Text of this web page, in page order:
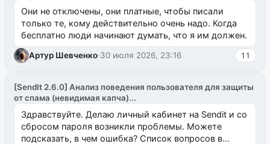
Они не отключены, они платные, чтобы писали
только те, кому действительно очень надо. Когда
бесплатно люди начинают думать, что я им должен.
Артур Шевченко·30 июля 2026, 23:16 11
[SendIt 2.6.0] Анализ поведения пользователя для защиты
от спама (невидимая капча)...
Здравствуйте. Делаю личный кабинет на Sendit и со
сбросом пароля возникли проблемы. Можете
подсказать, в чем ошибка? Список вопросов в